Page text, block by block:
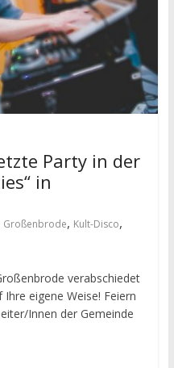
Party in der
in
Großenbrode, Kult-Disco,
verabschiedet
eigene Weise! Feiern
Innen der Gemeinde